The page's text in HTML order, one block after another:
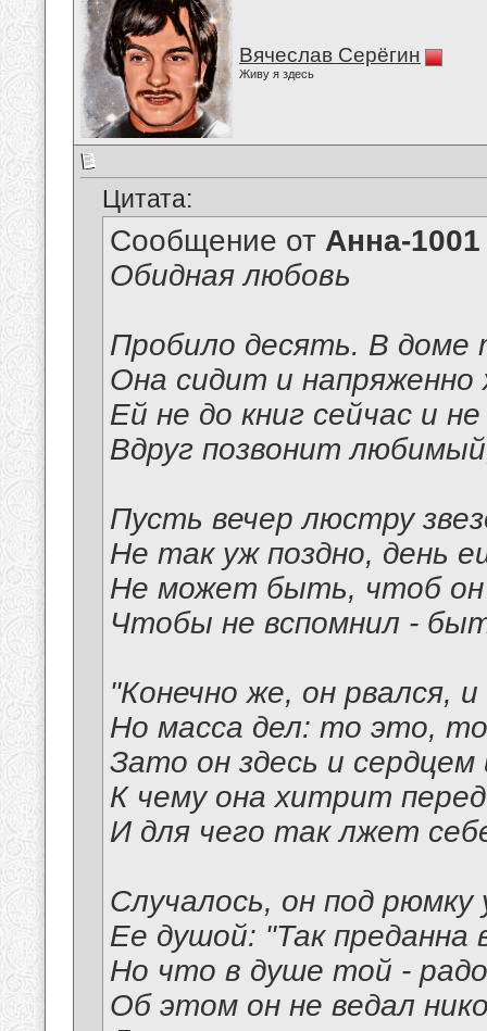
Вячеслав Серёгин
Живу я здесь
Цитата:
Сообщение от Анна-1001
Обидная любовь
Пробило десять. В доме
Она сидит и
Ей не до книг сейчас и
Вдруг позвонит
Пусть вечер люстру
Не так уж поздно, день
Не может быть, чтоб он
Чтобы не вспомнил -
"Конечно же, он рвался, и
Но масса дел: то это, то
Зато он здесь и
К чему она хитрит
И для чего так лжет
Случалось, он под рюмку
Ее душой: "Так преданна
Но что в душе той -
Об этом он не ведал